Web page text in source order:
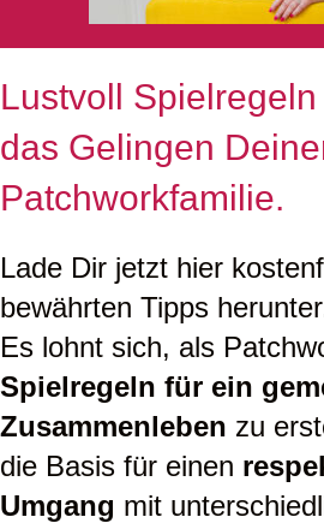
Lustvoll
das Gelingen
Patchworkfamilie.
Lade Dir jetzt hier
bewährten Tipps
Es lohnt sich, als
Spielregeln für ein
Zusammenleben zu
die Basis für einen
Umgang mit